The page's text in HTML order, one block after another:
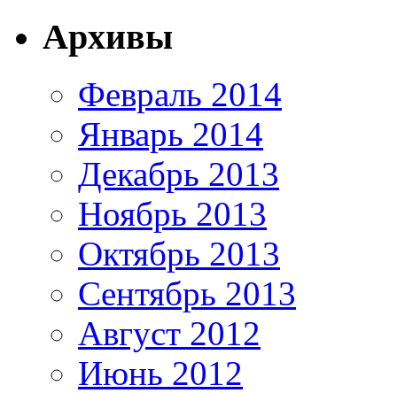
Архивы
Февраль 2014
Январь 2014
Декабрь 2013
Ноябрь 2013
Октябрь 2013
Сентябрь 2013
Август 2012
Июнь 2012